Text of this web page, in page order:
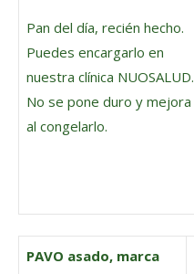
Pan del día, recién hecho.
Puedes encargarlo en
nuestra clínica NUOSALUD.
No se pone duro y mejora
al congelarlo.
PAVO asado, marca